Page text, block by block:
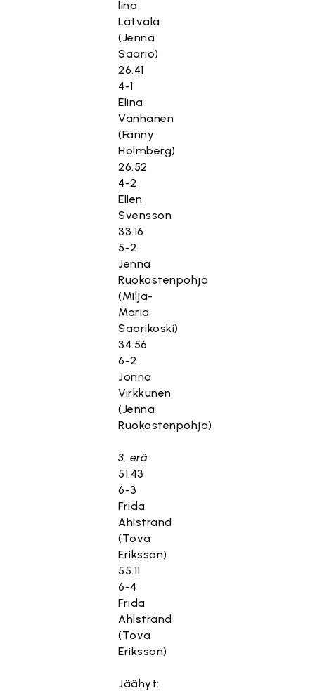
Iina
Latvala
(Jenna
Saario)
26.41
4-1
Elina
Vanhanen
(Fanny
Holmberg)
26.52
4-2
Ellen
Svensson
33.16
5-2
Jenna
Ruokostenpohja
(Milja-
Maria
Saarikoski)
34.56
6-2
Jonna
Virkkunen
(Jenna
Ruokostenpohja)
3. erä
51.43
6-3
Frida
Ahlstrand
(Tova
Eriksson)
55.11
6-4
Frida
Ahlstrand
(Tova
Eriksson)
Jäähyt: